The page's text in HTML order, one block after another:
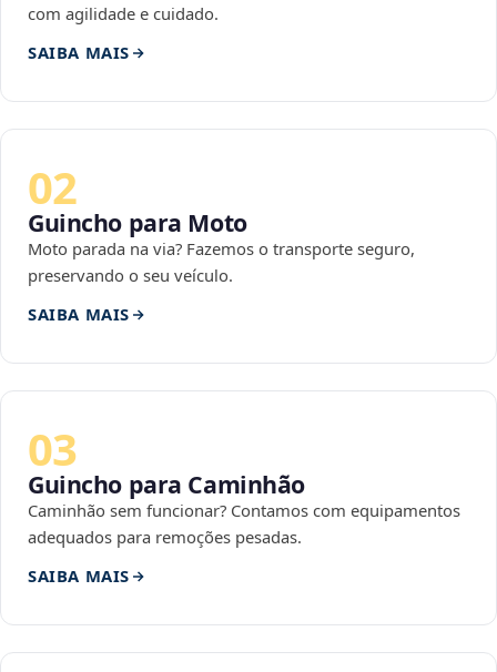
com agilidade e cuidado.
SAIBA MAIS
02
Guincho para Moto
Moto parada na via? Fazemos o transporte seguro,
preservando o seu veículo.
SAIBA MAIS
03
Guincho para Caminhão
Caminhão sem funcionar? Contamos com equipamentos
adequados para remoções pesadas.
SAIBA MAIS